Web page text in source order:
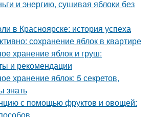
и энергию, сушивая яблоки без
в Красноярске: история успеха
сохранение яблок в квартире
хранение яблок и груш:
и рекомендации
хранение яблок: 5 секретов,
знать
с помощью фруктов и овощей: